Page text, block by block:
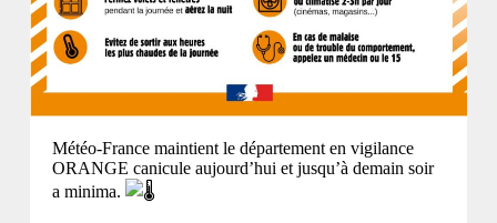
Météo-France maintient le département en vigilance
ORANGE canicule aujourd’hui et jusqu’à demain soir
a minima.